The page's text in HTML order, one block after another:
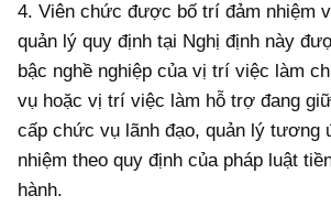
4. Viên chức được bố trí đảm nhiệm
quản lý quy định tại Nghị định này
bậc nghề nghiệp của vị trí việc làm
vụ hoặc vị trí việc làm hỗ trợ đang
cấp chức vụ lãnh đạo, quản lý tương
nhiệm theo quy định của pháp luật
hành.